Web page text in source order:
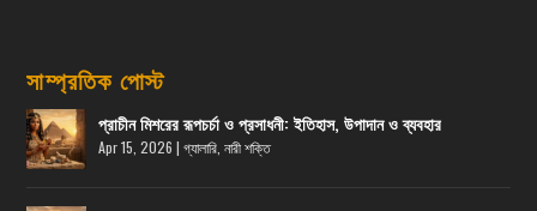
সাম্প্রতিক পোস্ট
প্রাচীন মিশরের রূপচর্চা ও প্রসাধনী: ইতিহাস, উপাদান ও ব্যবহার
Apr 15, 2026 |গ্যালারি ,নারী শক্তি